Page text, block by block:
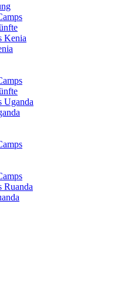
Kenia
Uganda
Ruanda